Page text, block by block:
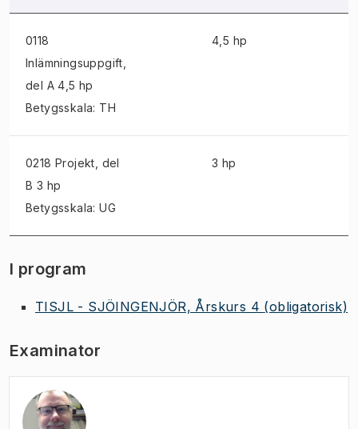
0118
Inlämningsuppgift
del A 4,5 hp
Betygsskala: TH
4,5 hp
0218 Projekt , del
B 3 hp
Betygsskala: UG
3 hp
I program
TISJL - SJÖINGENJÖR, Årskurs 4 (obligatorisk)
Examinator